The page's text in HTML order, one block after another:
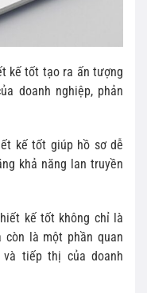
kế tốt tạo ra ấn tượng
doanh nghiệp, phản
kế tốt giúp hồ sơ dễ
khả năng lan truyền
kế tốt không chỉ là
còn là một phần quan
tiếp thị của doanh